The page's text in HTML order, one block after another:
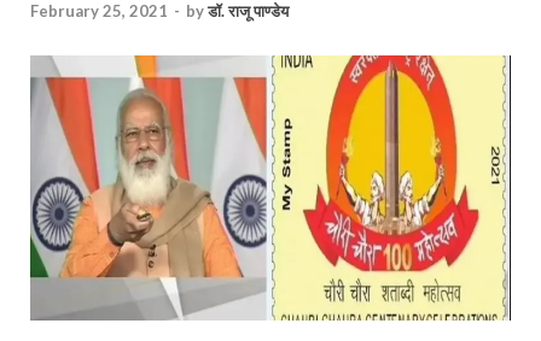
February 25, 2021 - byडॉ. राजू पाण्डेय